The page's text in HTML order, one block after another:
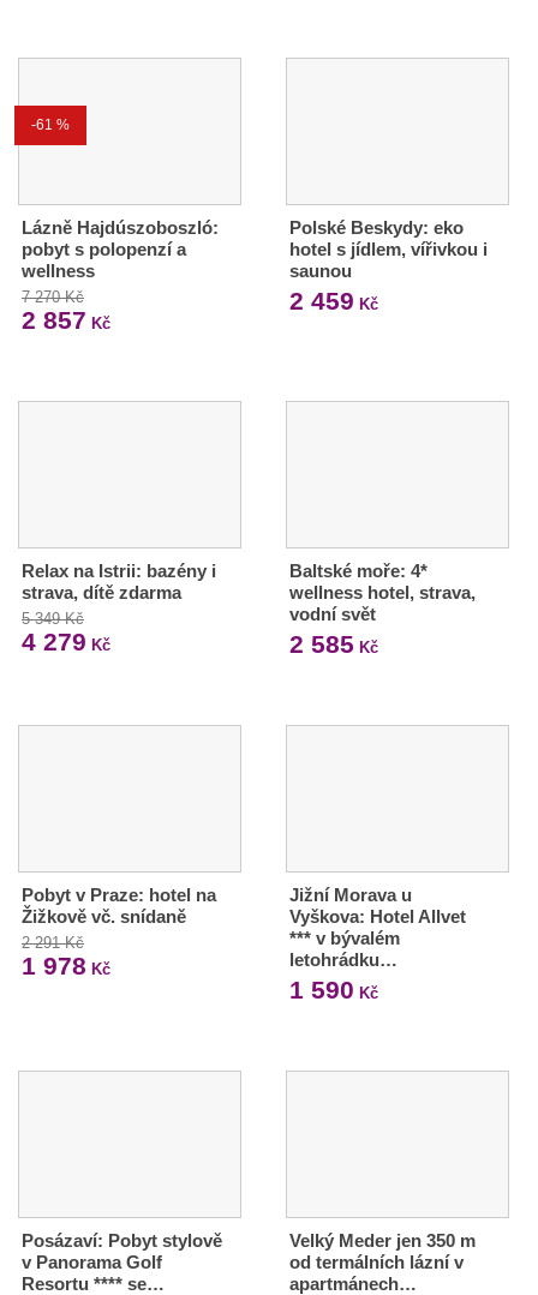
-61 %
Lázně Hajdúszoboszló:
pobyt s polopenzí a
wellness
7 270 Kč
2 857 Kč
Polské Beskydy: eko
hotel s jídlem, vířivkou i
saunou
2 459 Kč
Relax na Istrii: bazény i
strava, dítě zdarma
5 349 Kč
4 279 Kč
Baltské moře: 4*
wellness hotel, strava,
vodní svět
2 585 Kč
Pobyt v Praze: hotel na
Žižkově vč. snídaně
2 291 Kč
1 978 Kč
Jižní Morava u
Vyškova: Hotel Allvet
*** v bývalém
letohrádku…
1 590 Kč
Posázaví: Pobyt stylově
v Panorama Golf
Resortu **** se…
Velký Meder jen 350 m
od termálních lázní v
apartmánech…